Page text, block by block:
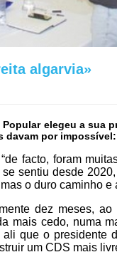
algarvia»
elegeu a
por
facto, foram
sentiu desde
o duro caminho
dez meses,
mais cedo, numa
que o
um CDS mais